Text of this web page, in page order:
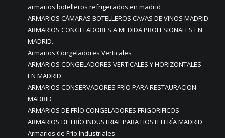
armarios botelleros refrigerados en madrid
ARMARIOS CÁMARAS BOTELLEROS CAVAS DE VINOS MADRID
ARMARIOS CONGELADORES A MEDIDA PROFESIONALES EN
MADRID.
Armarios Congeladores Verticales
ARMARIOS CONGELADORES VERTICALES Y HORIZONTALES
EN MADRID
ARMARIOS CONSERVADORES FRÍO PARA RESTAURACION
MADRID
ARMARIOS DE FRÍO CONGELADORES FRIGORIFICOS
ARMARIOS DE FRÍO INDUSTRIAL PARA HOSTELERÍA MADRID
Armarios de Frío Industriales